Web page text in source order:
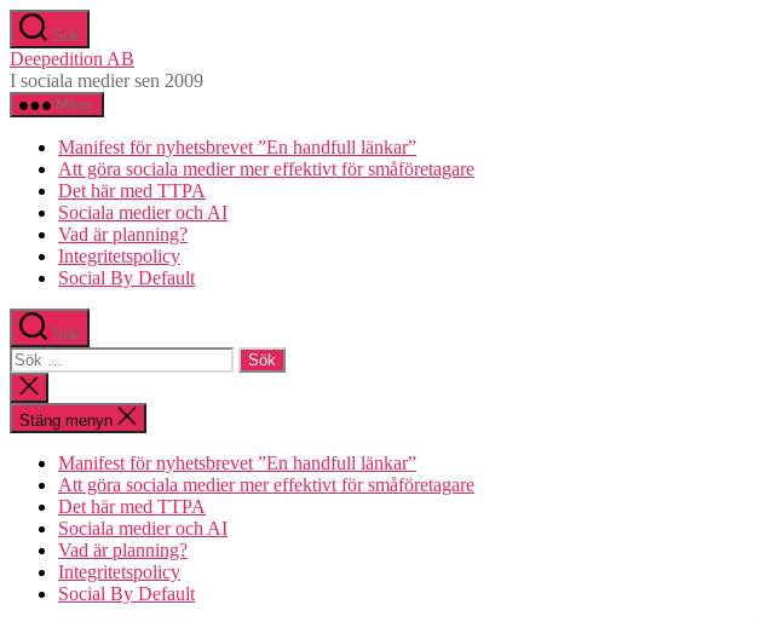
Hoppa
till
innehåll
Sök
Deepedition AB
I sociala medier sen 2009
Meny
Manifest för nyhetsbrevet ”En handfull länkar”
Att göra sociala medier mer effektivt för småföretagare
Det här med TTPA
Sociala medier och AI
Vad är planning?
Integritetspolicy
Social By Default
Sök
Sök
efter:
Stäng
sökningen
Stäng menyn
Manifest för nyhetsbrevet ”En handfull länkar”
Att göra sociala medier mer effektivt för småföretagare
Det här med TTPA
Sociala medier och AI
Vad är planning?
Integritetspolicy
Social By Default